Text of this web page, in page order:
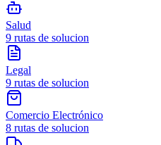
Salud
9 rutas de solucion
Legal
9 rutas de solucion
Comercio Electrónico
8 rutas de solucion